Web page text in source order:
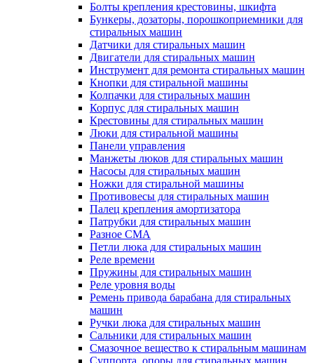
Болты крепления крестовины, шкифта
Бункеры, дозаторы, порошкоприемники для
стиральных машин
Датчики для стиральных машин
Двигатели для стиральных машин
Инструмент для ремонта стиральных машин
Кнопки для стиральной машины
Колпачки для стиральных машин
Корпус для стиральных машин
Крестовины для стиральных машин
Люки для стиральной машины
Панели управления
Манжеты люков для стиральных машин
Насосы для стиральных машин
Ножки для стиральной машины
Противовесы для стиральных машин
Палец крепления амортизатора
Патрубки для стиральных машин
Разное СМА
Петли люка для стиральных машин
Реле времени
Пружины для стиральных машин
Реле уровня воды
Ремень привода барабана для стиральных
машин
Ручки люка для стиральных машин
Сальники для стиральных машин
Смазочное вещество к стиральным машинам
Суппорта, опоры для стиральных машин